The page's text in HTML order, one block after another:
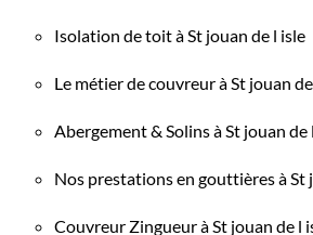
Isolation de toit à St jouan de l isle
Le métier de couvreur à St jouan
Abergement & Solins à St jouan de
Nos prestations en gouttières à St
Couvreur Zingueur à St jouan de l